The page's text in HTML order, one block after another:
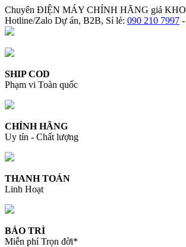
Chuyên ĐIỆN MÁY CHÍNH HÃNG giá KHO
Hotline/Zalo Dự án, B2B, Sỉ lẻ: 090 210 7997 -
SHIP COD
Phạm vi Toàn quốc
CHÍNH HÃNG
Uy tín - Chất lượng
THANH TOÁN
Linh Hoạt
BẢO TRÌ
Miễn phí Trọn đời*